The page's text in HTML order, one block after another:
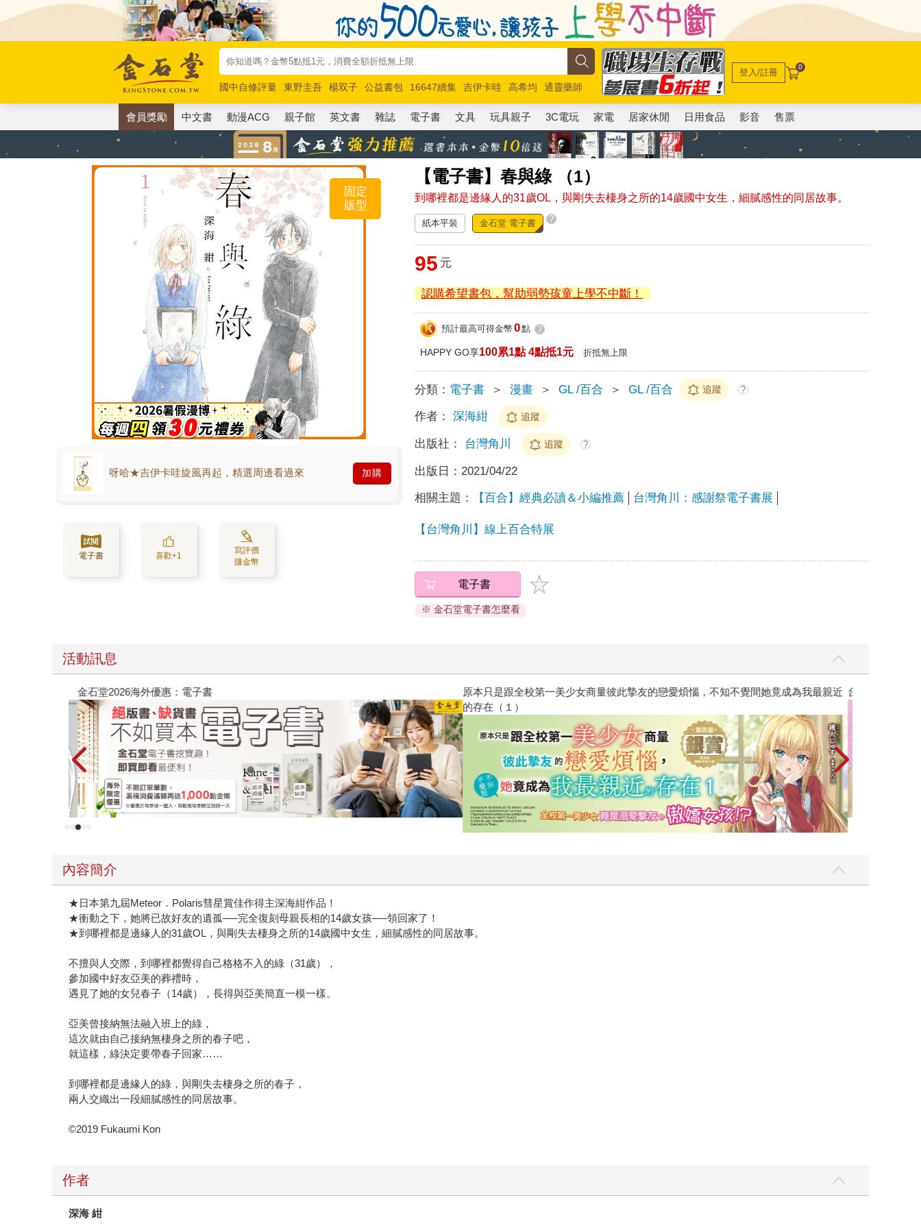
國中自修評量 東野圭吾 楊双子 公益書包 16647續集 吉伊卡哇 高希均
通靈藥師
唯紅花綻放
奧德賽 路邊攤新作 馬斯克 玩具總動員5 超慢跑
登入/註冊 0
會員獎勵 中文書 動漫ACG 親子館 英文書 雜誌 電子書 文具 玩具親子 3C電玩 家電 居家休閒 日用食品 影音 售票
【電子書】春與綠 （1）
到哪裡都是邊緣人的31歲OL，與剛失去棲身之所的14歲國中女生，細膩感性的同居故事。
固定
版型
呀哈★吉伊卡哇旋風再起，精選周邊看過來 加購
電子書 喜歡+1
寫評價
賺金幣
紙本平裝 金石堂 電子書 ?
95 元
認購希望書包，幫助弱勢孩童上學不中斷！
預計最高可得金幣 0點 ?
HAPPY GO享100累1點 4點抵1元 折抵無上限
分類： 電子書 ＞ 漫畫 ＞ GL /百合 ＞ GL /百合 追蹤 ?
作者： 深海紺 追蹤
出版社： 台灣角川 追蹤 ?
出版日： 2021/04/22
相關主題： 【百合】經典必讀＆小編推薦 台灣角川：感謝祭電子書展
【台灣角川】線上百合特展
電子書
※ 金石堂電子書怎麼看
活動訊息
金石堂2026海外優惠：電子書
原本只是跟全校第一美少女商量彼此摯友的戀愛煩惱，不知不覺間她竟成為我最親近
的存在（１）
台灣角川2026
內容簡介
★日本第九屆Meteor．Polaris彗星賞佳作得主深海紺作品！
★衝動之下，她將已故好友的遺孤──完全復刻母親長相的14歲女孩──領回家了！
★到哪裡都是邊緣人的31歲OL，與剛失去棲身之所的14歲國中女生，細膩感性的同居故事。
不擅與人交際，到哪裡都覺得自己格格不入的綠（31歲），
參加國中好友亞美的葬禮時，
遇見了她的女兒春子（14歲），長得與亞美簡直一模一樣。
亞美曾接納無法融入班上的綠，
這次就由自己接納無棲身之所的春子吧，
就這樣，綠決定要帶春子回家……
到哪裡都是邊緣人的綠，與剛失去棲身之所的春子，
兩人交織出一段細膩感性的同居故事。
©2019 Fukaumi Kon
作者
深海 紺